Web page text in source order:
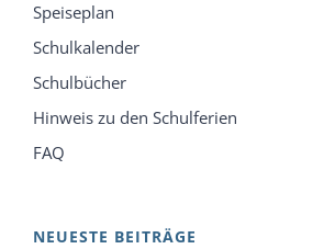
Speiseplan
Schulkalender
Schulbücher
Hinweis zu den Schulferien
FAQ
NEUESTE BEITRÄGE